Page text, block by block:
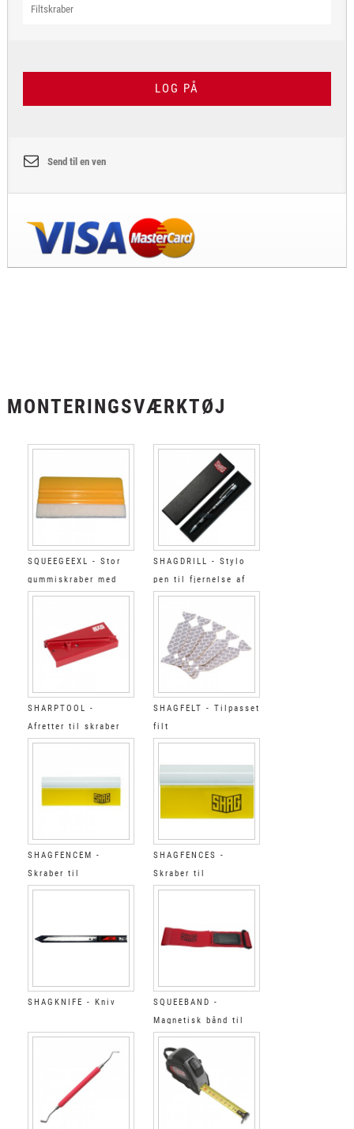
Filtskraber
LOG PÅ
Send til en ven
MONTERINGSVÆRKTØJ
SQUEEGEEXL - Stor
gummiskraber med
filtkant
SHAGDRILL - Stylo
pen til fjernelse af
bobler
SHARPTOOL -
Afretter til skraber
SHAGFELT - Tilpasset
filt
SHAGFENCEM -
Skraber til
BODYFENCE og
SHAGFENCES -
Skraber til
BODYFENCE og
9,5cm
SHAGKNIFE - Kniv
SQUEEBAND -
Magnetisk bånd til
skraber